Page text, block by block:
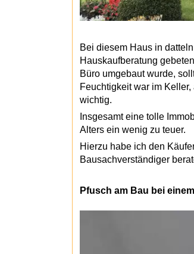
Bei diesem Haus in
Hauskaufberatung
Büro umgebaut wurde,
Feuchtigkeit war im
wichtig.
Insgesamt eine tolle
Alters ein wenig zu teuer.
Hierzu habe ich den
Bausachverständiger
Pfusch am Bau bei